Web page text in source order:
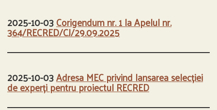
2025-10-03Corigendum nr. 1 la Apelul nr.
364/RECRED/CJ/29.09.2025
2025-10-03Adresa MEC privind lansarea selecției
de experți pentru proiectul RECRED